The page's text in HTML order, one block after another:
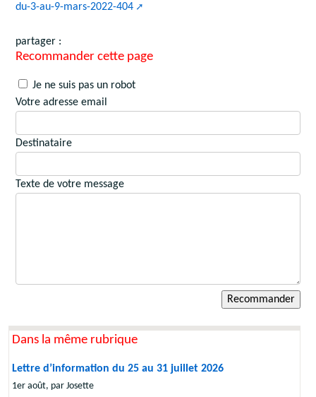
du-3-au-9-mars-2022-404
partager :
Recommander cette page
Je ne suis pas un robot
Votre adresse email
Destinataire
Texte de votre message
Dans la même rubrique
Lettre d’information du 25 au 31 juillet 2026
1er août, par Josette